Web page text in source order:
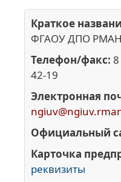
Краткое
ФГАОУ ДПО
Телефон/факс:
42-19
Электронная
Официальный
Карточка
реквизиты